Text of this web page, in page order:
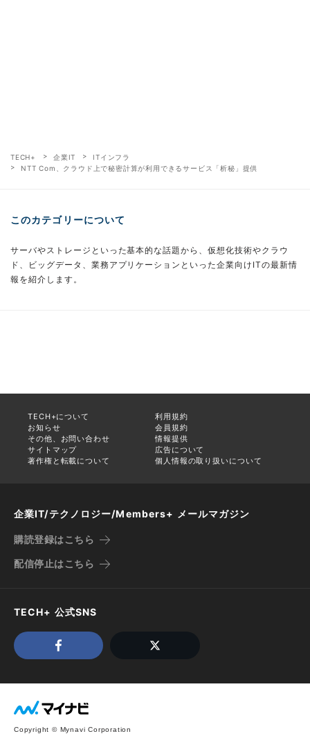
TECH+ 企業IT
ITインフラ
NTT Com、クラウド上で秘密計算が利用できるサービス「析秘」提供
このカテゴリーについて
サーバやストレージといった基本的な話題から、仮想化技術やクラウ
ド、ビッグデータ、業務アプリケーションといった企業向けITの最新情
報を紹介します。
TECH+について
利用規約
お知らせ
会員規約
その他、お問い合わせ
情報提供
サイトマップ
広告について
著作権と転載について
個人情報の取り扱いについて
企業IT/テクノロジー/Members+ メールマガジン
購読登録はこちら
配信停止はこちら
TECH+ 公式SNS
Copyright © Mynavi Corporation